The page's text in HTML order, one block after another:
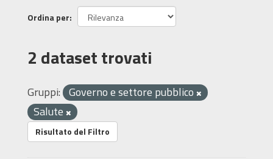
Ordina per
2 dataset trovati
Gruppi: Governo e settore pubblico
Salute
Risultato del Filtro